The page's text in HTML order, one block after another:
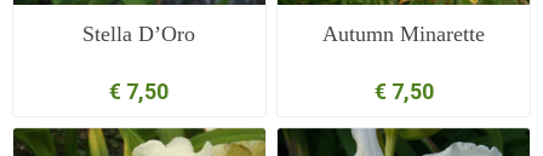
Stella D’Oro
€ 7,50
Autumn Minarette
€ 7,50